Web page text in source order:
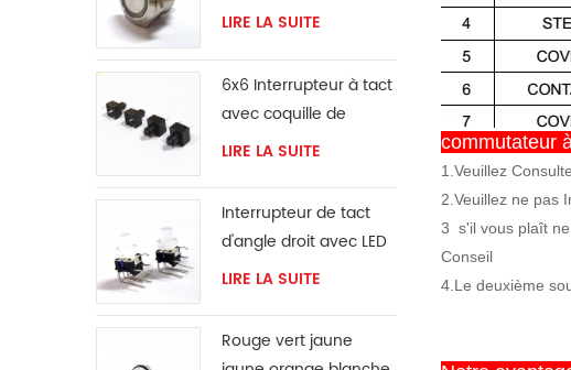
commutateur
1.Veuillez
2.Veuillez ne pas
3 s'il vous plaît
Conseil
4.Le deuxième
métal
LIRE LA SUITE
6x6 Interrupteur à tact
avec coquille de
protection
LIRE LA SUITE
Interrupteur de tact
d'angle droit avec LED
LIRE LA SUITE
Rouge vert jaune